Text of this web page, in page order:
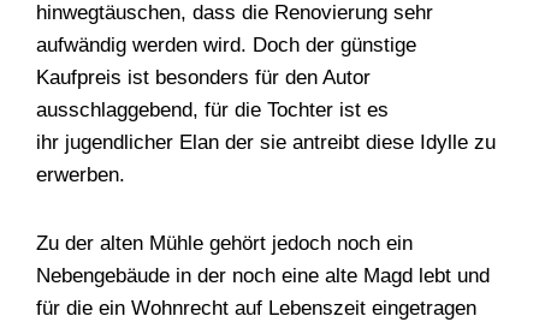
hinwegtäuschen, dass die Renovierung sehr
aufwändig werden wird. Doch der günstige
Kaufpreis ist besonders für den Autor
ausschlaggebend, für die Tochter ist es
ihr jugendlicher Elan der sie antreibt diese Idylle zu
erwerben.
Zu der alten Mühle gehört jedoch noch ein
Nebengebäude in der noch eine alte Magd lebt und
für die ein Wohnrecht auf Lebenszeit eingetragen